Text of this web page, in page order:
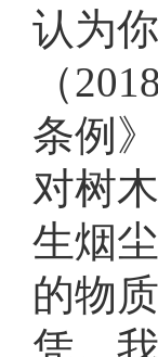
认为
（
条例
对树
生烟
的物